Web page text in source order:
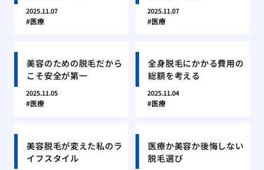
2025.11.07
医療
2025.11.07
医療
美容のための脱毛だから
こそ安全が第一
2025.11.05
医療
全身脱毛にかかる費用の
総額を考える
2025.11.04
医療
美容脱毛が変えた私のラ
イフスタイル
医療か美容か後悔しない
脱毛選び